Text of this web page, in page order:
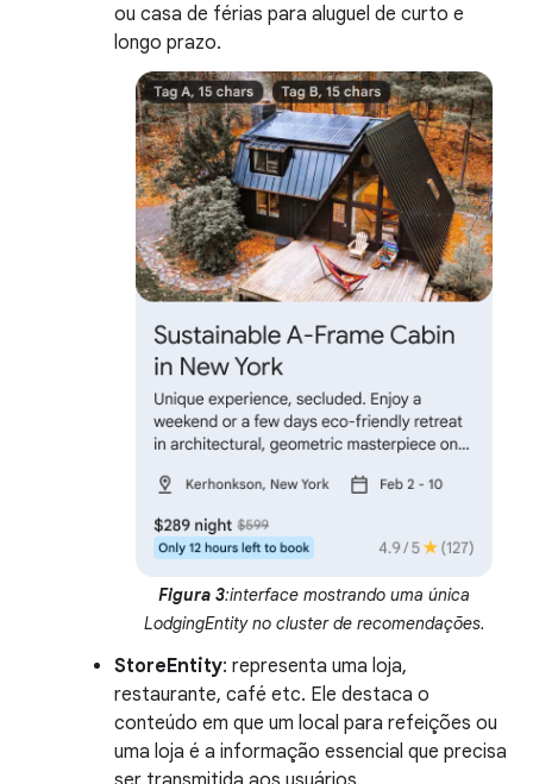
ou casa de férias para aluguel de curto e
longo prazo.
Figura 3:interface mostrando uma única
LodgingEntity no cluster de recomendações.
StoreEntity: representa uma loja,
restaurante, café etc. Ele destaca o
conteúdo em que um local para refeições ou
uma loja é a informação essencial que precisa